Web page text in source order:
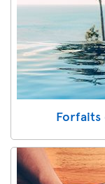
Forfaits